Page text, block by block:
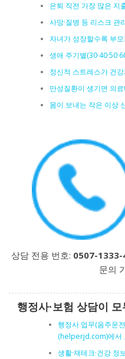
은퇴 직전 가장 많은 지
사망·질병 등 리스크 관
자녀가 성장할수록 부
생애 주기별
정신적 스트레스가 건
만성질환이 생기면 의
몸이 보내는 작은 이상
상담 전용 번호: 0507-1333-
문의
행정사·보험 상담이
행정사 업무(음주운
(helperjd.com)에서
생활·재테크·건강 정